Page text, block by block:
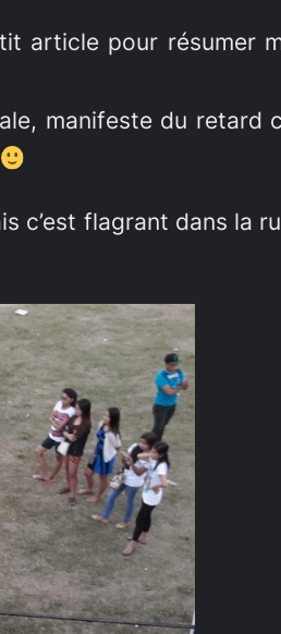
article pour résumer
manifeste du retard
c’est flagrant dans la